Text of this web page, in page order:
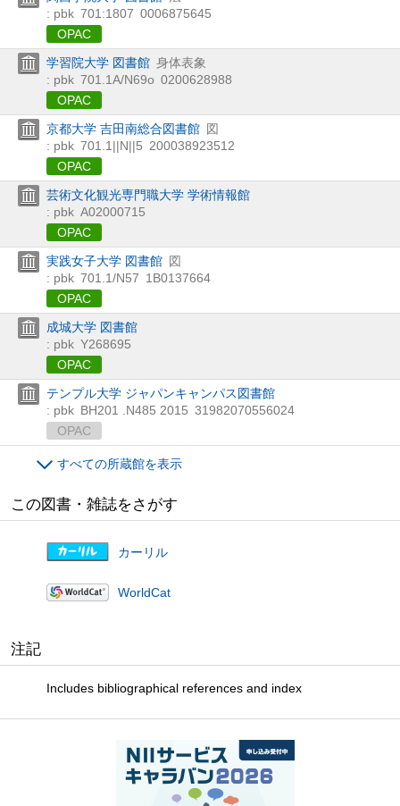
: pbk 701:1807 0006875645
OPAC
学習院大学 図書館 身体表象
: pbk 701.1A/N69o 0200628988
OPAC
京都大学 吉田南総合図書館 図
: pbk 701.1||N||5 200038923512
OPAC
芸術文化観光専門職大学 学術情報館
: pbk A02000715
OPAC
実践女子大学 図書館 図
: pbk 701.1/N57 1B0137664
OPAC
成城大学 図書館
: pbk Y268695
OPAC
テンプル大学 ジャパンキャンパス図書館
: pbk BH201 .N485 2015 31982070556024
OPAC
すべての所蔵館を表示
この図書・雑誌をさがす
カーリル
WorldCat
注記
Includes bibliographical references and index